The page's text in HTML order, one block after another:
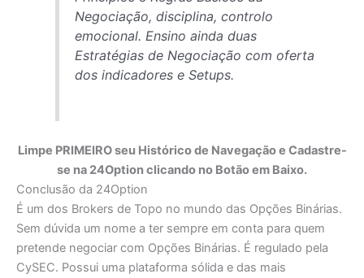
Negociação, disciplina, controlo
emocional. Ensino ainda duas
Estratégias de Negociação com oferta
dos indicadores e Setups.
Limpe PRIMEIRO seu Histórico de Navegação e Cadastre-
se na 24Option clicando no Botão em Baixo.
Conclusão da 24Option
É um dos Brokers de Topo no mundo das Opções Binárias.
Sem dúvida um nome a ter sempre em conta para quem
pretende negociar com Opções Binárias. É regulado pela
CySEC. Possui uma plataforma sólida e das mais